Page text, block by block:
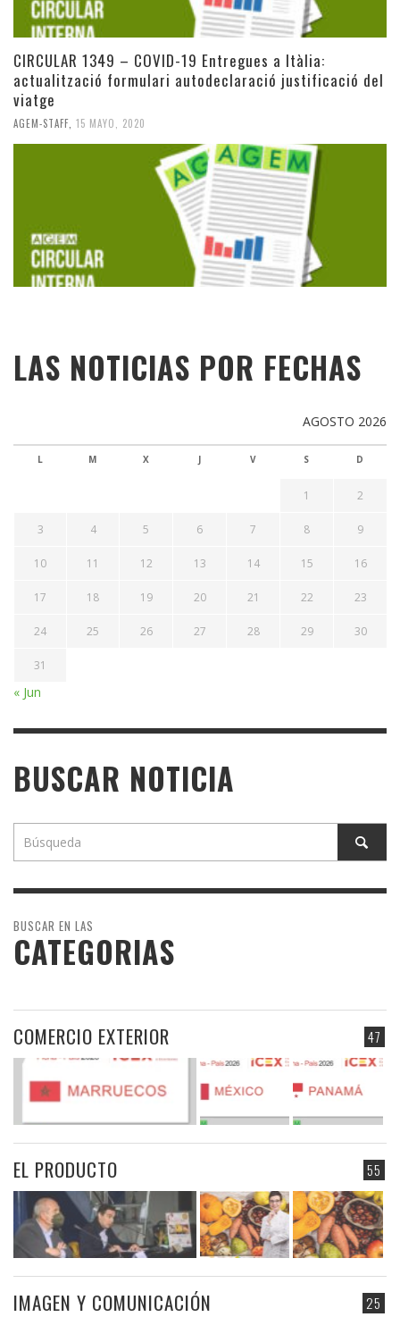
CIRCULAR 1349 – COVID-19 Entregues a Itàlia:
actualització formulari autodeclaració justificació del
viatge
AGEM-STAFF 15 MAYO, 2020
LAS NOTICIAS POR FECHAS
AGOSTO 2026
L M X J V S D
1 2
3 4 5 6 7 8 9
10 11 12 13 14 15 16
17 18 19 20 21 22 23
24 25 26 27 28 29 30
31
« Jun
BUSCAR NOTICIA
BUSCAR EN LAS
CATEGORIAS
47
COMERCIO EXTERIOR
55
EL PRODUCTO
25
IMAGEN Y COMUNICACIÓN